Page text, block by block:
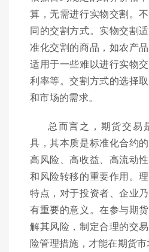
算，无需进行实物交割。
同的交割方式。实物交割
准化交割的商品，如农产
适用于一些难以进行实物
利率等。交割方式的选择
和市场的需求。
总而言之，期货交易
具，其本质是标准化合约
高风险、高收益、高流动
和风险转移的重要作用。
特点，对于投资者、企业
有重要的意义。在参与期
解其风险，制定合理的交
险管理措施，才能在期货市